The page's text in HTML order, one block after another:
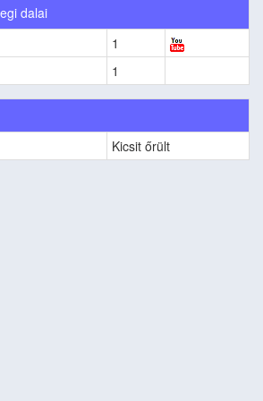
dalai
1
1
Kicsit őrült